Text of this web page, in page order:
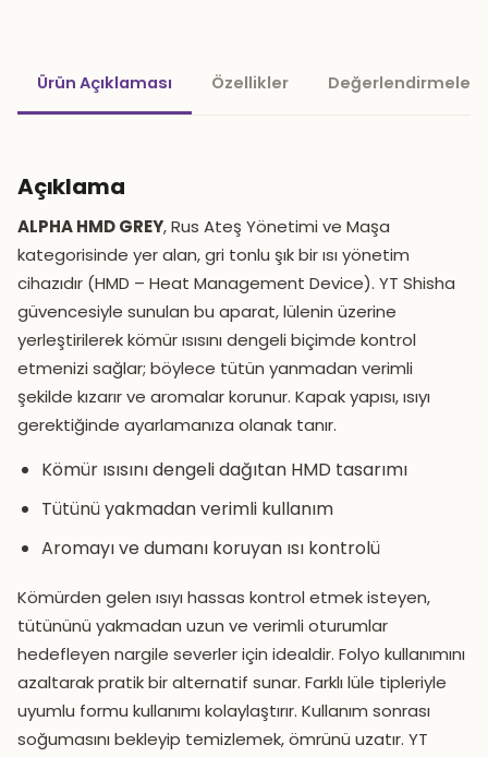
Ürün Açıklaması Özellikler Değerlendirmeler
Açıklama
ALPHA HMD GREY, Rus Ateş Yönetimi ve Maşa
kategorisinde yer alan, gri tonlu şık bir ısı yönetim
cihazıdır (HMD – Heat Management Device). YT Shisha
güvencesiyle sunulan bu aparat, lülenin üzerine
yerleştirilerek kömür ısısını dengeli biçimde kontrol
etmenizi sağlar; böylece tütün yanmadan verimli
şekilde kızarır ve aromalar korunur. Kapak yapısı, ısıyı
gerektiğinde ayarlamanıza olanak tanır.
Kömür ısısını dengeli dağıtan HMD tasarımı
Tütünü yakmadan verimli kullanım
Aromayı ve dumanı koruyan ısı kontrolü
Kömürden gelen ısıyı hassas kontrol etmek isteyen,
tütününü yakmadan uzun ve verimli oturumlar
hedefleyen nargile severler için idealdir. Folyo kullanımını
azaltarak pratik bir alternatif sunar. Farklı lüle tipleriyle
uyumlu formu kullanımı kolaylaştırır. Kullanım sonrası
soğumasını bekleyip temizlemek, ömrünü uzatır. YT